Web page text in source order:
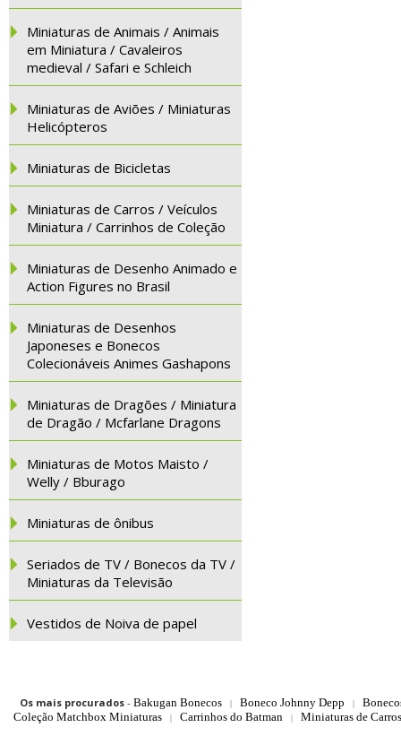
Miniaturas de Animais / Animais
em Miniatura / Cavaleiros
medieval / Safari e Schleich
Miniaturas de Aviões / Miniaturas
Helicópteros
Miniaturas de Bicicletas
Miniaturas de Carros / Veículos
Miniatura / Carrinhos de Coleção
Miniaturas de Desenho Animado e
Action Figures no Brasil
Miniaturas de Desenhos
Japoneses e Bonecos
Colecionáveis Animes Gashapons
Miniaturas de Dragões / Miniatura
de Dragão / Mcfarlane Dragons
Miniaturas de Motos Maisto /
Welly / Bburago
Miniaturas de ônibus
Seriados de TV / Bonecos da TV /
Miniaturas da Televisão
Vestidos de Noiva de papel
Os mais procurados- Bakugan Bonecos | Boneco Johnny Depp |
Coleção Matchbox Miniaturas
| Carrinhos do Batman | Miniaturas de